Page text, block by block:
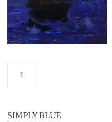
SIMPLY BLUE